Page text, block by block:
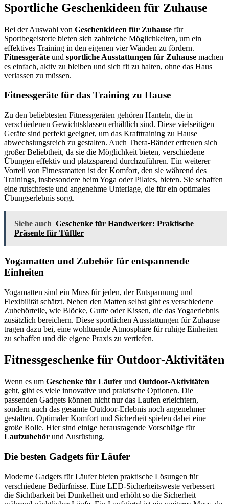
Sportliche Geschenkideen für Zuhause
Bei der Auswahl von Geschenkideen für Zuhause für
Sportbegeisterte bieten sich zahlreiche Möglichkeiten, um ein
effektives Training in den eigenen vier Wänden zu fördern.
Fitnessgeräte und sportliche Ausstattungen für Zuhause machen
es einfach, aktiv zu bleiben und sich fit zu halten, ohne das Haus
verlassen zu müssen.
Fitnessgeräte für das Training zu Hause
Zu den beliebtesten Fitnessgeräten gehören Hanteln, die in
verschiedenen Gewichtsklassen erhältlich sind. Diese vielseitigen
Geräte sind perfekt geeignet, um das Krafttraining zu Hause
abwechslungsreich zu gestalten. Auch Thera-Bänder erfreuen sich
großer Beliebtheit, da sie die Möglichkeit bieten, verschiedene
Übungen effektiv und platzsparend durchzuführen. Ein weiterer
Vorteil von Fitnessmatten ist der Komfort, den sie während des
Trainings, insbesondere beim Yoga oder Pilates, bieten. Sie schaffen
eine rutschfeste und angenehme Unterlage, die für ein optimales
Übungserlebnis sorgt.
Siehe auch Geschenke für Handwerker: Praktische
Präsente für Tüftler
Yogamatten und Zubehör für entspannende
Einheiten
Yogamatten sind ein Muss für jeden, der Entspannung und
Flexibilität schätzt. Neben den Matten selbst gibt es verschiedene
Zubehörteile, wie Blöcke, Gurte oder Kissen, die das Yogaerlebnis
zusätzlich bereichern. Diese sportlichen Ausstattungen für Zuhause
tragen dazu bei, eine wohltuende Atmosphäre für ruhige Einheiten
zu schaffen und die eigene Praxis zu vertiefen.
Fitnessgeschenke für Outdoor-Aktivitäten
Wenn es um Geschenke für Läufer und Outdoor-Aktivitäten
geht, gibt es viele innovative und praktische Optionen. Die
passenden Gadgets können nicht nur das Laufen erleichtern,
sondern auch das gesamte Outdoor-Erlebnis noch angenehmer
gestalten. Optimaler Komfort und Sicherheit spielen dabei eine
große Rolle. Hier sind einige herausragende Vorschläge für
Laufzubehör und Ausrüstung.
Die besten Gadgets für Läufer
Moderne Gadgets für Läufer bieten praktische Lösungen für
verschiedene Bedürfnisse. Eine LED-Sicherheitsweste verbessert
die Sichtbarkeit bei Dunkelheit und erhöht so die Sicherheit